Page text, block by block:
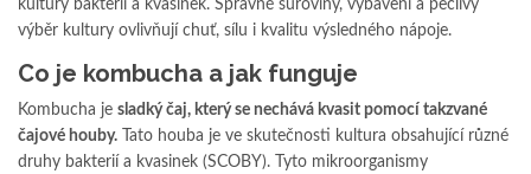
kultury bakterií a kvasinek. Správné suroviny, vybavení a pečlivý
výběr kultury ovlivňují chuť, sílu i kvalitu výsledného nápoje.
Co je kombucha a jak funguje
Kombucha je sladký čaj, který se nechává kvasit pomocí takzvané
čajové houby. Tato houba je ve skutečnosti kultura obsahující různé
druhy bakterií a kvasinek (SCOBY). Tyto mikroorganismy